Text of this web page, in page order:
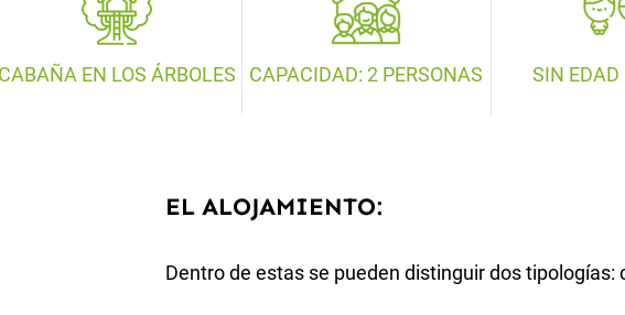
EN LOS ÁRBOLES CAPACIDAD: 2 PERSONAS SIN
EL ALOJAMIENTO:
Dentro de estas se pueden distinguir dos tipologías: